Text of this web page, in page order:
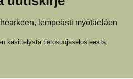
lempeästi myötäeläen
käsittelystä tietosuojaselosteesta.